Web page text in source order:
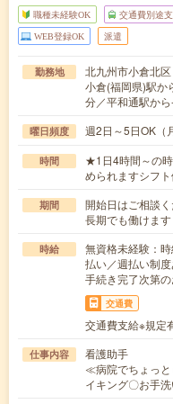
職種未経験OK 交通費別途
WEB登録OK 派遣
勤務地
北九州市小倉北区
小倉(福岡県)駅か
分／平和通駅か
曜日頻度 週2日～5日OK
時間
★1日4時間～の
められますシフ
期間
開始日はご相談
長期でも働けます
時給
無資格未経験：
払い／週払い制
手続き完了次第の
交通費
交通費支給※規定
仕事内容
看護助手
≪病院でちょっ
イキング〇お手